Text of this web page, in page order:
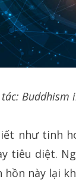
Buddhism
như tinh
tiêu diệt.
này lại